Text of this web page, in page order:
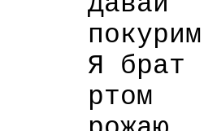
покурим
Я брат
ртом